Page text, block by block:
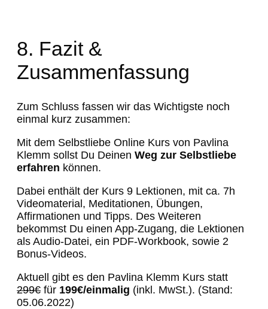
8. Fazit &
Zusammenfassung
Zum Schluss fassen wir das Wichtigste noch
einmal kurz zusammen:
Mit dem Selbstliebe Online Kurs von Pavlina
Klemm sollst Du Deinen Weg zur Selbstliebe
erfahren können.
Dabei enthält der Kurs 9 Lektionen, mit ca. 7h
Videomaterial, Meditationen, Übungen,
Affirmationen und Tipps. Des Weiteren
bekommst Du einen App-Zugang, die Lektionen
als Audio-Datei, ein PDF-Workbook, sowie 2
Bonus-Videos.
Aktuell gibt es den Pavlina Klemm Kurs statt
299€ für 199€/einmalig (inkl. MwSt.). (Stand:
05.06.2022)